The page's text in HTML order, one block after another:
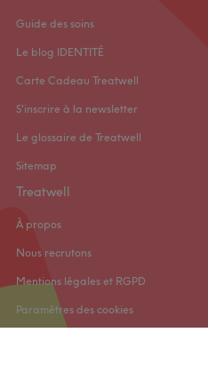
Guide des soins
Le blog IDENTITÉ
Carte Cadeau Treatwell
S'inscrire à la newsletter
Le glossaire de Treatwell
Sitemap
Treatwell
À propos
Nous recrutons
Mentions légales et RGPD
Paramètres des cookies